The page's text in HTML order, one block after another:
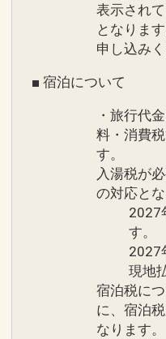
のような上質空
●ひとまわり大き
【ホテルのおも
お部屋にミネ
※おひとり様１
※【ホテルのお
含まれます。
設定期間：2026
表示され
となりま
申し込みく
■ 宿泊について
・旅行代
料・消費
す。
入湯税が
の対応とな
2027
す。
2027
現地
宿泊税に
に、宿泊
なります。